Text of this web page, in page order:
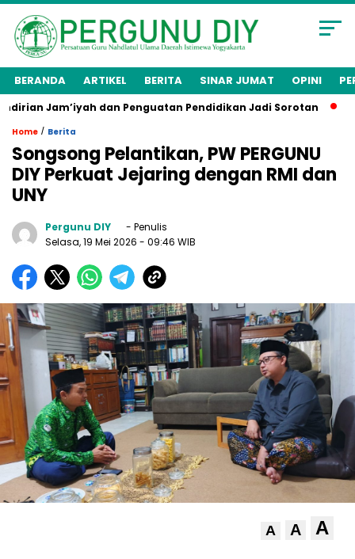
BERANDA ARTIKEL BERITA SINAR JUMAT OPINI
Jam’iyah dan Penguatan Pendidikan Jadi Sorotan
Home / Berita
Songsong Pelantikan, PW PERGUNU
DIY Perkuat Jejaring dengan RMI dan
UNY
Pergunu DIY
- Penulis
Selasa, 19 Mei 2026 - 09:46 WIB
A A A